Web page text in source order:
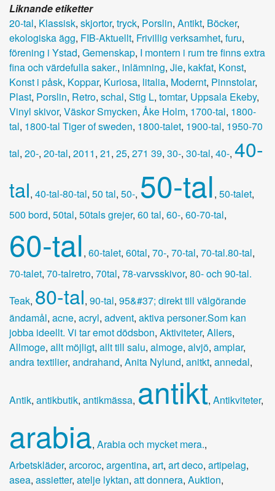
Liknande etiketter
20-tal, Klassisk, skjortor, tryck, Porslin, Antikt, Böcker,
ekologiska ägg, FIB-Aktuellt, Frivillig verksamhet, furu,
förening i Ystad, Gemenskap, I montern i rum tre finns extra
fina och värdefulla saker., inlämning, Jie, kakfat, Konst,
Konst i påsk, Koppar, Kuriosa, litalia, Modernt, Pinnstolar,
Plast, Porslin, Retro, schal, Stig L, tomtar, Uppsala Ekeby,
Vinyl skivor, Väskor Smycken, Åke Holm, 1700-tal, 1800-
tal, 1800-tal Tiger of sweden, 1800-talet, 1900-tal, 1950-70
tal, 20-, 20-tal, 2011, 21, 25, 271 39, 30-, 30-tal, 40-, 40-
tal, 40-tal-80-tal, 50 tal, 50-, 50-tal, 50-talet,
500 bord, 50tal, 50tals grejer, 60 tal, 60-, 60-70-tal,
60-tal, 60-talet, 60tal, 70-, 70-tal, 70-tal.80-tal,
70-talet, 70-talretro, 70tal, 78-varvsskivor, 80- och 90-tal.
Teak, 80-tal, 90-tal, 95&#37; direkt till välgörande
ändamål, acne, acryl, advent, aktiva personer.Som kan
jobba ideellt. Vi tar emot dödsbon, Aktiviteter, Allers,
Allmoge, allt möjligt, allt till salu, almoge, alvjö, amplar,
andra textilier, andrahand, Anita Nylund, anitkt, annedal,
Antik, antikbutik, antikmässa, antikt, Antikviteter,
arabia, Arabia och mycket mera.,
Arbetskläder, arcoroc, argentina, art, art deco, artipelag,
asea, assietter, atelje lyktan, att donnera, Auktion,